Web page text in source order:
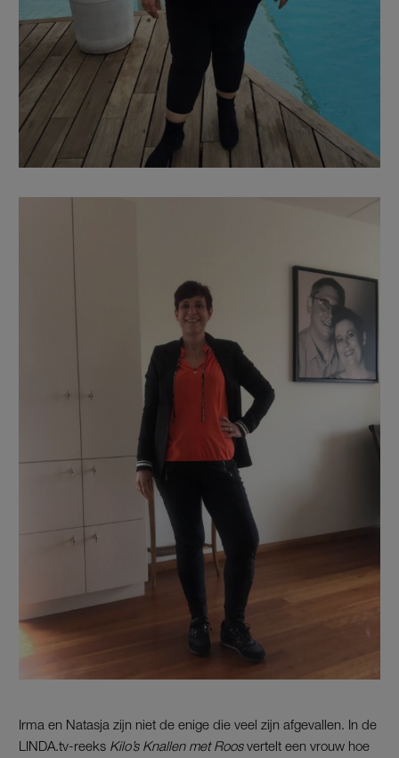
Irma en Natasja zijn niet de enige die veel zijn afgevallen. In de
LINDA.tv-reeks Kilo’s Knallen met Roosvertelt een vrouw hoe